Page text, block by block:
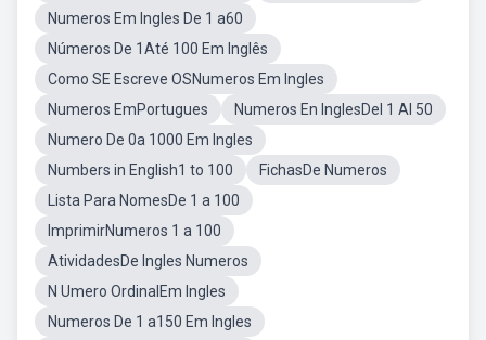
Numeros Em Ingles De 1 a60
Números De 1Até 100 Em Inglês
Como SE Escreve OSNumeros Em Ingles
Numeros EmPortugues
Numeros En InglesDel 1 Al 50
Numero De 0a 1000 Em Ingles
Numbers in English1 to 100
FichasDe Numeros
Lista Para NomesDe 1 a 100
ImprimirNumeros 1 a 100
AtividadesDe Ingles Numeros
N Umero OrdinalEm Ingles
Numeros De 1 a150 Em Ingles